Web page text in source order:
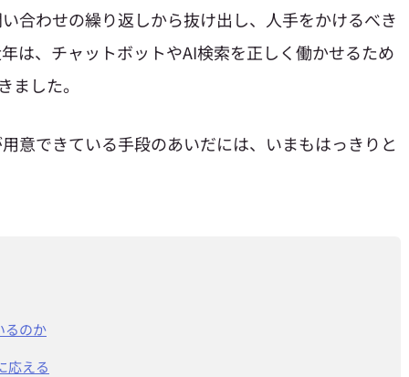
合わせの繰り返しから抜け出し、人手をかけるべき
は、チャットボットやAI検索を正しく働かせるため
ました。
意できている手段のあいだには、いまもはっきりと
るのか
応える